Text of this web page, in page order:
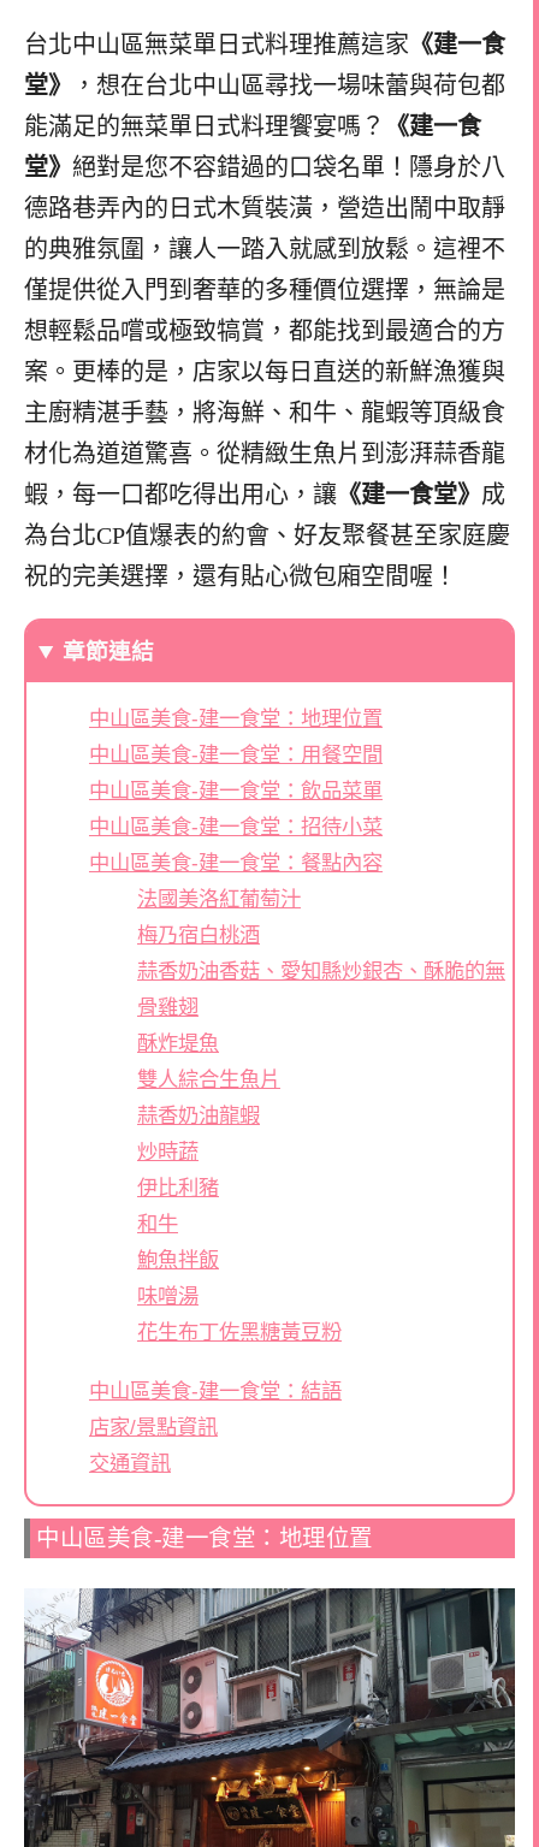
台北中山區無菜單日式料理推薦這家 《建一食
堂》
，想在台北中山區尋找一場味蕾與荷包都
能滿足的無菜單日式料理饗宴嗎？
《建一食
堂》 絕對是您不容錯過的口袋名單！隱身於八
德路巷弄內的日式木質裝潢，營造出鬧中取靜
的典雅氛圍，讓人一踏入就感到放鬆。這裡不
僅提供從入門到奢華的多種價位選擇，無論是
想輕鬆品嚐或極致犒賞，都能找到最適合的方
案。更棒的是，店家以每日直送的新鮮漁獲與
主廚精湛手藝，將海鮮、和牛、龍蝦等頂級食
材化為道道驚喜。從精緻生魚片到澎湃蒜香龍
蝦，每一口都吃得出用心，讓 《建一食堂》 成
為台北CP值爆表的約會、好友聚餐甚至家庭慶
祝的完美選擇，還有貼心微包廂空間喔！
章節連結
中山區美食-建一食堂：地理位置
中山區美食-建一食堂：用餐空間
中山區美食-建一食堂：飲品菜單
中山區美食-建一食堂：招待小菜
中山區美食-建一食堂：餐點內容
法國美洛紅葡萄汁
梅乃宿白桃酒
蒜香奶油香菇、愛知縣炒銀杏、酥脆的無
骨雞翅
酥炸堤魚
雙人綜合生魚片
蒜香奶油龍蝦
炒時蔬
伊比利豬
和牛
鮑魚拌飯
味噌湯
花生布丁佐黑糖黃豆粉
中山區美食-建一食堂：結語
店家/景點資訊
交通資訊
中山區美食-建一食堂：地理位置